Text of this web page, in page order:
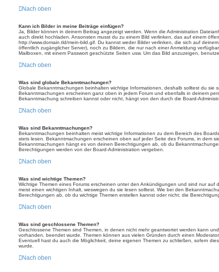
Nach oben
Kann ich Bilder in meine Beiträge einfügen?
Ja, Bilder können in deinem Beitrag angezeigt werden. Wenn die Administration
auch direkt hochladen. Ansonsten musst du zu einem Bild verlinken, das auf einem
http://www.domain.tld/mein-bild.gif. Du kannst weder Bilder verlinken, die sich auf
öffentlich zugänglicher Server), noch zu Bildern, die nur nach einer Anmeldung
Mailboxen, mit einem Passwort geschützte Seiten usw. Um das Bild anzuzeigen,
Nach oben
Was sind globale Bekanntmachungen?
Globale Bekanntmachungen beinhalten wichtige Informationen, deshalb solltest du sie
Bekanntmachungen erscheinen ganz oben in jedem Forum und ebenfalls in deinem
Bekanntmachung schreiben kannst oder nicht, hängt von den durch die Board-
Nach oben
Was sind Bekanntmachungen?
Bekanntmachungen beinhalten meist wichtige Informationen zu dem Bereich des
stets lesen. Bekanntmachungen erscheinen oben auf jeder Seite des Forums, in dem
Bekanntmachungen hängt es von deinen Berechtigungen ab, ob du
Berechtigungen werden von der Board-Administration vergeben.
Nach oben
Was sind wichtige Themen?
Wichtige Themen eines Forums erscheinen unter den Ankündigungen und sind nur auf
meist einen wichtigen Inhalt, weswegen du sie lesen solltest. Wie bei den
Berechtigungen ab, ob du wichtige Themen erstellen kannst oder nicht; die
Nach oben
Was sind geschlossene Themen?
Geschlossene Themen sind Themen, in denen nicht mehr geantwortet werden kann
vorhanden, beendet wurde. Themen können aus vielen Gründen durch einen
Eventuell hast du auch die Möglichkeit, deine eigenen Themen zu schließen, sofern
wurde.
Nach oben